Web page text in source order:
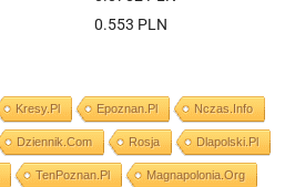
0.553 PLN
Kresy.pl Epoznan.pl Nczas.info
Dziennik.com Rosja Dlapolski.pl
TenPoznan.pl Magnapolonia.org